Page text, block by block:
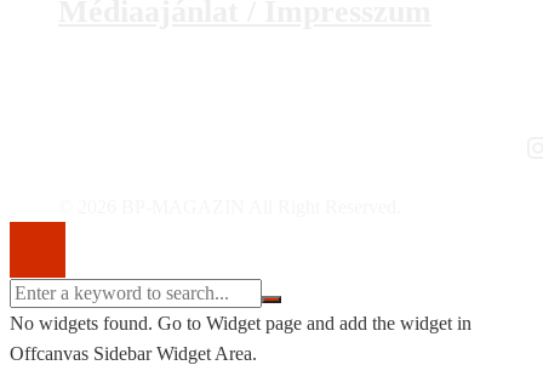
No widgets found. Go to Widget page and add the widget in
Offcanvas Sidebar Widget Area.